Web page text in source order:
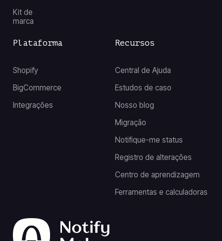
Kit de
marca
Recursos
Central de Ajuda
Estudos de caso
Nosso blog
Migração
Notifique-me status
Registro de alterações
Centro de aprendizagem
Ferramentas e calculadoras
Plataforma
Shopify
BigCommerce
Integrações